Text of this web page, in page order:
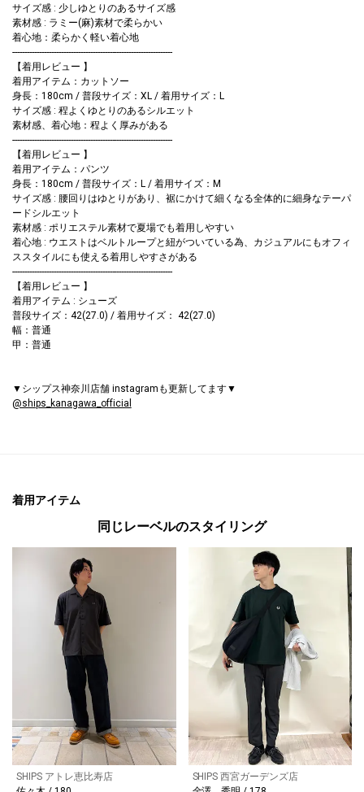
サイズ感 : 少しゆとりのあるサイズ感
素材感 : ラミー(麻)素材で柔らかい
着心地：柔らかく軽い着心地
------------------------------------------------------------------
【着用レビュー 】
着用アイテム：カットソー
身長：180cm / 普段サイズ：XL / 着用サイズ：L
サイズ感 : 程よくゆとりのあるシルエット
素材感、着心地：程よく厚みがある
------------------------------------------------------------------
【着用レビュー 】
着用アイテム：パンツ
身長：180cm / 普段サイズ：L / 着用サイズ：M
サイズ感 : 腰回りはゆとりがあり、裾にかけて細くなる全体的に細身なテーパ
ードシルエット
素材感 : ポリエステル素材で夏場でも着用しやすい
着心地 : ウエストはベルトループと紐がついている為、カジュアルにもオフィ
ススタイルにも使える着用しやすさがある
------------------------------------------------------------------
【着用レビュー 】
着用アイテム : シューズ
普段サイズ：42(27.0) / 着用サイズ： 42(27.0)
幅：普通
甲：普通
▼シップス神奈川店舗 instagramも更新してます▼
@ships_kanagawa_official
着用アイテム
同じレーベルのスタイリング
SHIPS アトレ恵比寿店
SHIPS 西宮ガーデンズ店